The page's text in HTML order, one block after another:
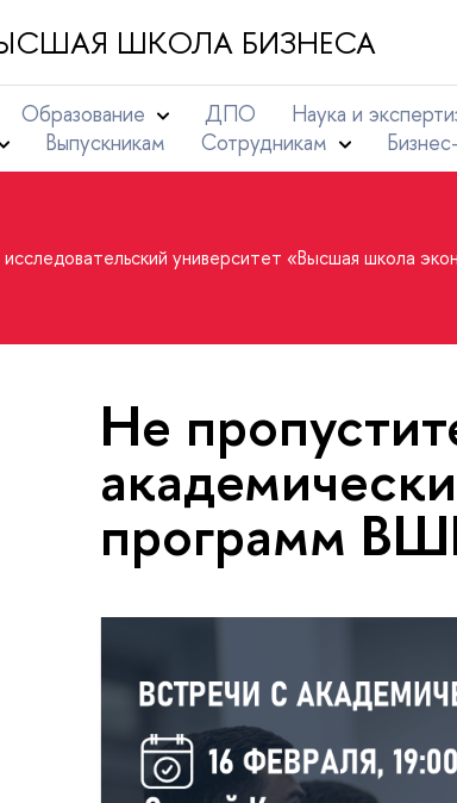
ШКОЛА БИЗНЕСА
Образование ДПО Наука и
Выпускникам Сотрудникам
университет «Высшая школа
Не
программ